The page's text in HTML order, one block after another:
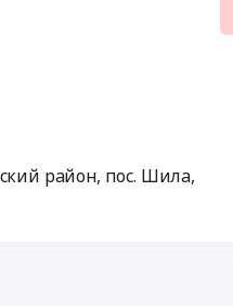
район, пос. Шила,